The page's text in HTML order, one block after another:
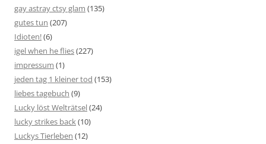
gay astray ctsy glam (135)
gutes tun (207)
Idioten!(6)
igel when he flies(227)
impressum (1)
jeden tag 1 kleiner tod (153)
liebes tagebuch (9)
Lucky löst Welträtsel(24)
lucky strikes back(10)
Luckys Tierleben (12)